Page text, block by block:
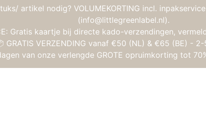
artikel nodig? VOLUMEKORTING incl.
(info@littlegreenlabel.nl).
Gratis kaartje bij directe kado-verzendingen,
GRATIS VERZENDING vanaf €50 (NL) & €65 (BE) -
van onze verlengde GROTE opruimkorting tot